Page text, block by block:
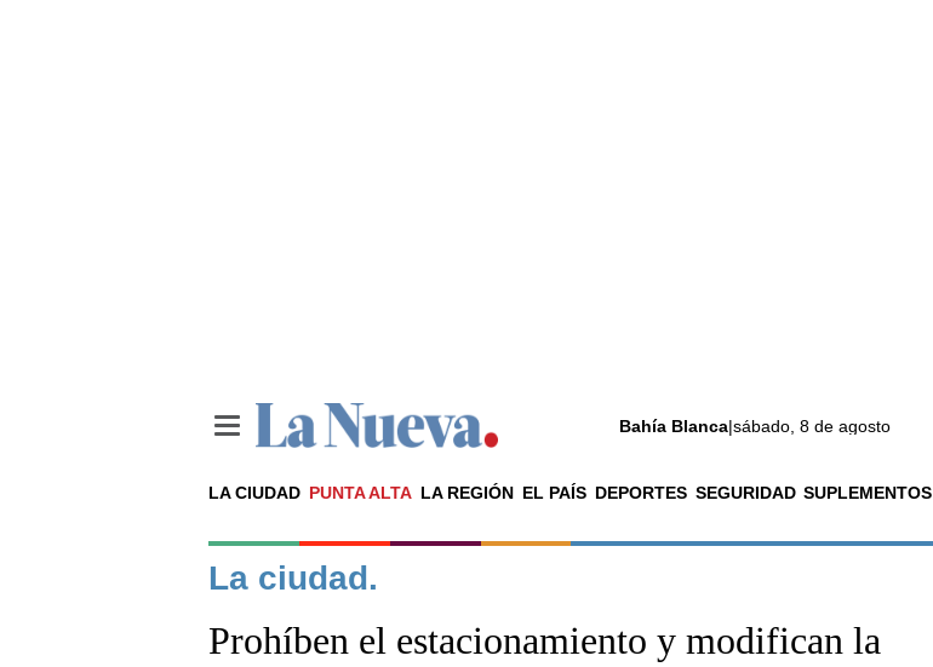
Bahía Blanca|sábado, 8 de agosto
LA CIUDAD PUNTA ALTA LA REGIÓN EL PAÍS DEPORTES SEGURIDAD SUPLEMENTOS
Noticias
La ciudad
El país
La ciudad.
Prohíben el estacionamiento y modifican la